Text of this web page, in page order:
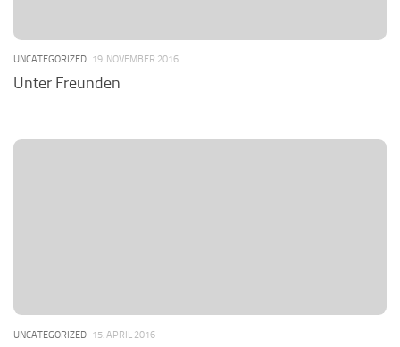
UNCATEGORIZED 19. NOVEMBER 2016
Unter Freunden
UNCATEGORIZED 15. APRIL 2016